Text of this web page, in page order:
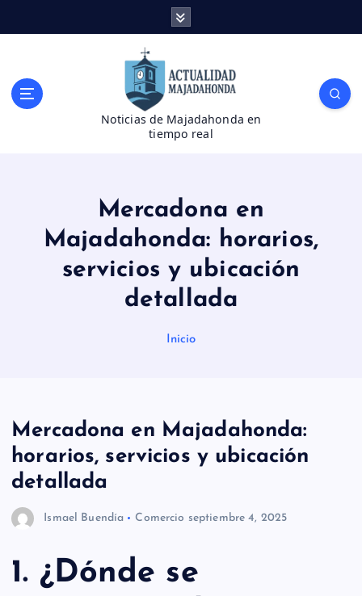
Noticias de Majadahonda en
tiempo real
Mercadona en
Majadahonda: horarios,
servicios y ubicación
detallada
Inicio
Mercadona en Majadahonda:
horarios, servicios y ubicación
detallada
Ismael Buendía Comercio septiembre 4, 2025
1. ¿Dónde se